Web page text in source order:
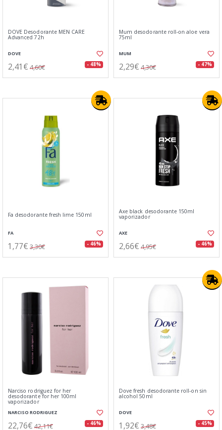
DOVE Desodorante MEN CARE
Advanced 72h
DOVE
2,41€ 4,60€ - 48%
Mum desodorante roll-on aloe vera
75ml
MUM
2,29€ 4,30€ - 47%
Fa desodorante fresh lime 150ml
FA
1,77€ 3,30€ - 46%
Axe black desodorante 150ml
vaporizador
AXE
2,66€ 4,95€ - 46%
Narciso rodriguez for her
desodorante for her 100ml
vaporizador
NARCISO RODRIGUEZ
22,76€ 42,11€ - 46%
Dove fresh desodorante roll-on sin
alcohol 50ml
DOVE
1,92€ 3,48€ - 45%